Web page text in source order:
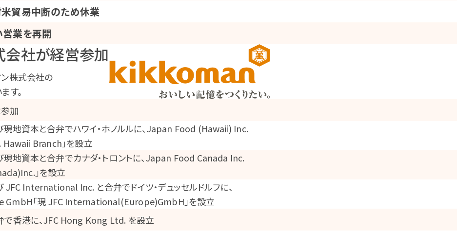
貿易中断のため休業
業を再開
会社が経営参加
株式会社の
す。
加
地資本と合弁でハワイ・ホノルルに、Japan Food (Hawaii) Inc.
Branch」を設立
地資本と合弁でカナダ・トロントに、Japan Food Canada Inc.
」を設立
International Inc. と合弁でドイツ・デュッセルドルフに、
「現 JFC International(Europe)GmbH」を設立
で香港に、JFC Hong Kong Ltd. を設立